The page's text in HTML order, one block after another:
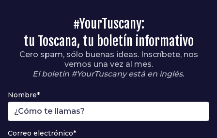
#YourTuscany:
tu Toscana, tu boletín informativo
Cero spam, sólo buenas ideas. Inscríbete, nos
vemos una vez al mes.
El boletín #YourTuscany está en inglés.
Nombre*
Correo electrónico*